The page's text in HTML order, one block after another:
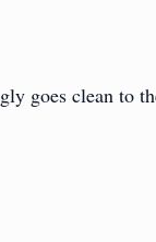
goes clean to